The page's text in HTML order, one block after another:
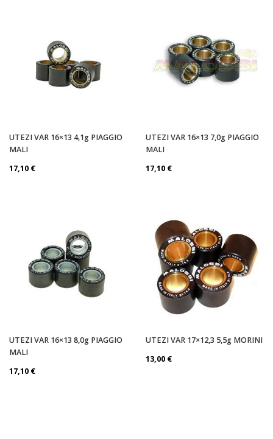
UTEZI VAR 16×13 4,1g PIAGGIO
MALI
17,10 €
UTEZI VAR 16×13 7,0g PIAGGIO
MALI
17,10 €
UTEZI VAR 16×13 8,0g PIAGGIO
MALI
17,10 €
UTEZI VAR 17×12,3 5,5g MORINI
13,00 €